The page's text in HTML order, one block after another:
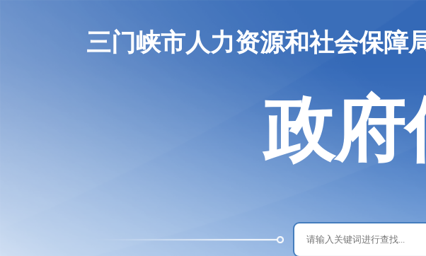
三门峡市人力资源和社会保障
政府